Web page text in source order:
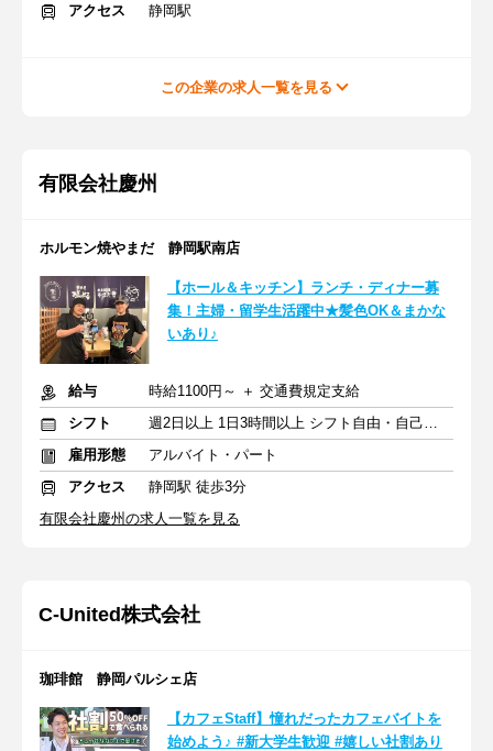
アクセス
静岡駅
この企業の求人一覧を見る
有限会社慶州
ホルモン焼やまだ 静岡駅南店
【ホール＆キッチン】ランチ・ディナー募
集！主婦・留学生活躍中★髪色OK＆まかな
いあり♪
給与
時給1100円～ ＋ 交通費規定支給
シフト
週2日以上 1日3時間以上 シフト自由・自己申告
雇用形態
アルバイト・パート
アクセス
静岡駅 徒歩3分
有限会社慶州の求人一覧を見る
C‐United株式会社
珈琲館 静岡パルシェ店
【カフェStaff】憧れだったカフェバイトを
始めよう♪ #新大学生歓迎 #嬉しい社割あり